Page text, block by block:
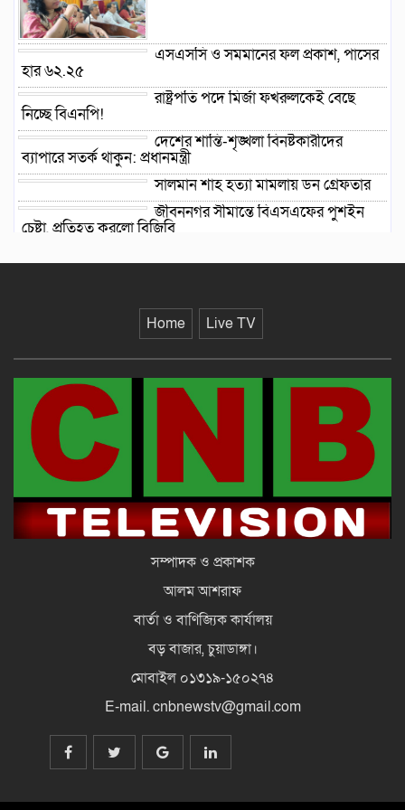
এসএসসি ও সমমানের ফল প্রকাশ, পাসের
হার ৬২.২৫
রাষ্ট্রপতি পদে মির্জা ফখরুলকেই বেছে
নিচ্ছে বিএনপি!
দেশের শান্তি-শৃঙ্খলা বিনষ্টকারীদের
ব্যাপারে সতর্ক থাকুন: প্রধানমন্ত্রী
সালমান শাহ হত্যা মামলায় ডন গ্রেফতার
জীবননগর সীমান্তে বিএসএফের পুশইন
চেষ্টা, প্রতিহত করলো বিজিবি
দিল্লিতে হাসিনার সংবাদ সম্মেলন নিয়ে মুখ
খুললো ভারত
দেশে ফিরে বিচারের মুখোমুখি হতে প্রস্তুত
সাকিব আল হাসান
দেশে আসেন, দেখা হবে রাজপথে:
হাসিনাকে ভারপ্রাপ্ত রাষ্ট্রপতি
Home Live TV
সম্পাদক ও প্রকাশক
আলম আশরাফ
বার্তা ও বাণিজ্যিক কার্যালয়
বড় বাজার, চুয়াডাঙ্গা।
মোবাইল ০১৩১৯-১৫০২৭৪
E-mail. cnbnewstv@gmail.com